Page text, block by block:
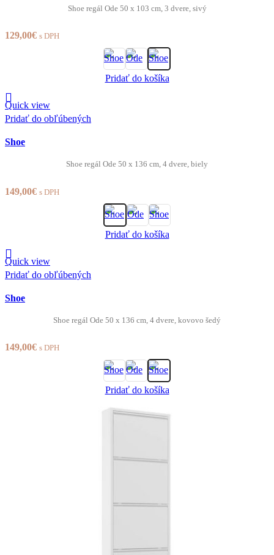
Shoe regál Ode 50 x 103 cm, 3 dvere, sivý
129,00€ s DPH
Pridať do košíka
Quick view
Pridať do obľúbených
Shoe
Shoe regál Ode 50 x 136 cm, 4 dvere, biely
149,00€ s DPH
Pridať do košíka
Quick view
Pridať do obľúbených
Shoe
Shoe regál Ode 50 x 136 cm, 4 dvere, kovovo šedý
149,00€ s DPH
Pridať do košíka